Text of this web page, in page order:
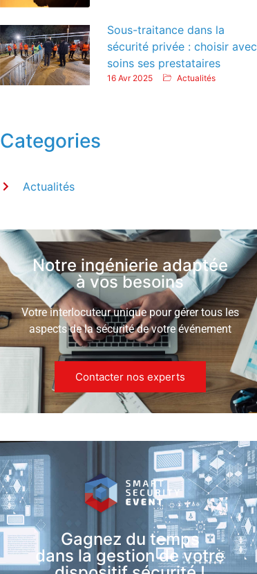
Sous-traitance dans la
sécurité privée : choisir avec
soins ses prestataires
16 Avr 2025 Actualités
Categories
Actualités
Notre ingénierie adaptée
à vos besoins
Votre interlocuteur unique pour gérer tous les
aspects de la sécurité de votre événement
Contacter nos experts
Gagnez du temps
dans la gestion de votre